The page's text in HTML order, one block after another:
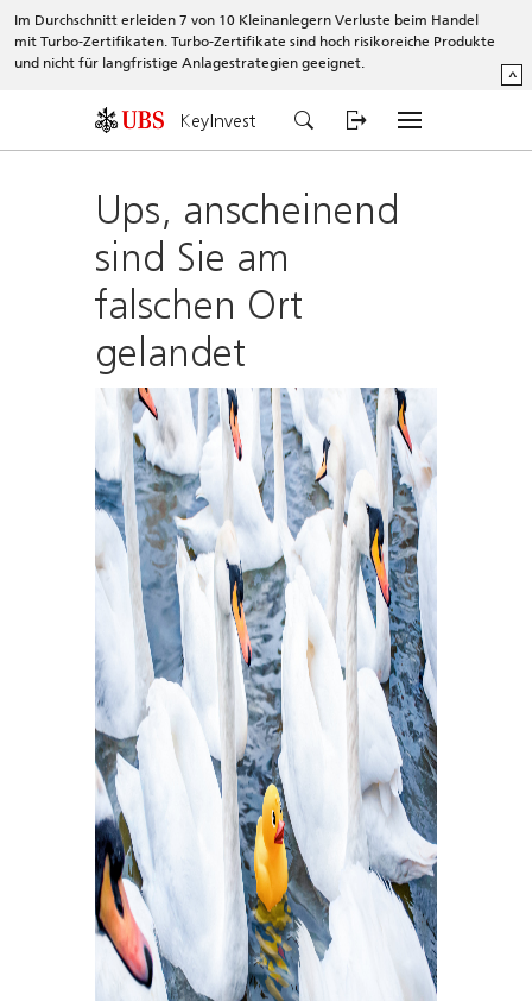
Im Durchschnitt erleiden 7 von 10 Kleinanlegern Verluste beim Handel
mit Turbo-Zertifikaten. Turbo-Zertifikate sind hoch risikoreiche Produkte
und nicht für langfristige Anlagestrategien geeignet.
^
KeyInvest
Ups, anscheinend
sind Sie am
falschen Ort
gelandet